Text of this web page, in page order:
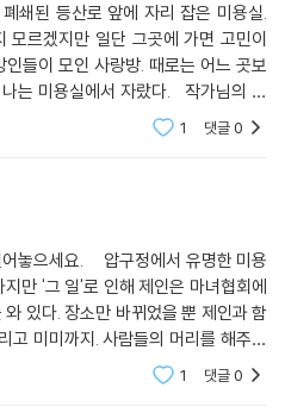
야기는 이어집니다. 어린 시절 엄마의 미용실에서 본 어른들
1 댓글0
에서 유명한 미용
만 '그 일'로 인해 제인은 마녀협회에
있다. 장소만 바뀌었을 뿐 제인과 함
고 미미까지. 사람들의 머리를 해주면
1 댓글0